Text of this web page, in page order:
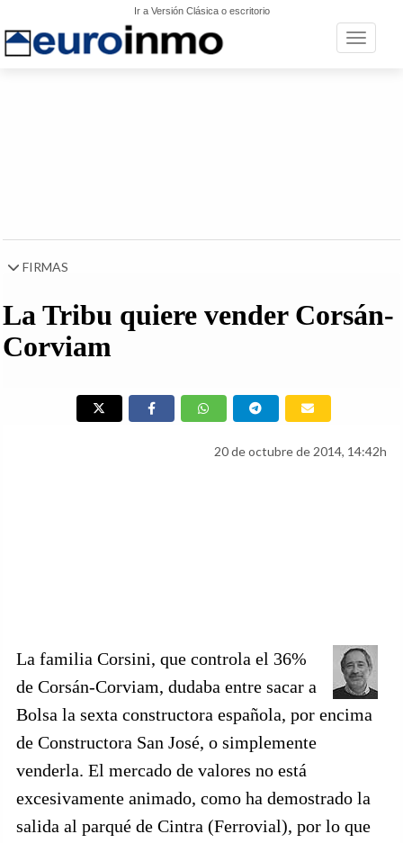
Ir a Versión Clásica o escritorio
Toggle
FIRMAS
La Tribu quiere vender Corsán-
Corviam
20 de octubre de 2014, 14:42h
La familia Corsini, que controla el 36%
de Corsán-Corviam, dudaba entre sacar a
Bolsa la sexta constructora española, por encima
de Constructora San José, o simplemente
venderla. El mercado de valores no está
excesivamente animado, como ha demostrado la
salida al parqué de Cintra (Ferrovial), por lo que